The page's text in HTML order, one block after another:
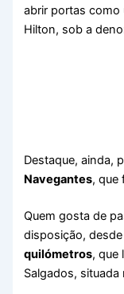
abrir portas como
Hilton, sob a
Destaque, ainda,
Navegantes, que
Quem gosta de
disposição,
quilómetros, que
Salgados,